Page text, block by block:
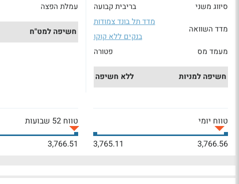
סיווג משני
בריבית קבועה
מדד השוואה
מדד תל בונד צמודות
בנקים ללא קוקו
מעמד מס
פטורה
חשיפה למניות ללא חשיפה
עמלת הפצה
חשיפה למט"ח
טווח יומי
3,766.56
3,765.11
טווח 52 שבועות
3,766.51